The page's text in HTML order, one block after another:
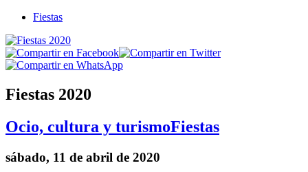
Fiestas
Fiestas 2020
Ocio, cultura y turismoFiestas
sábado, 11 de abril de 2020